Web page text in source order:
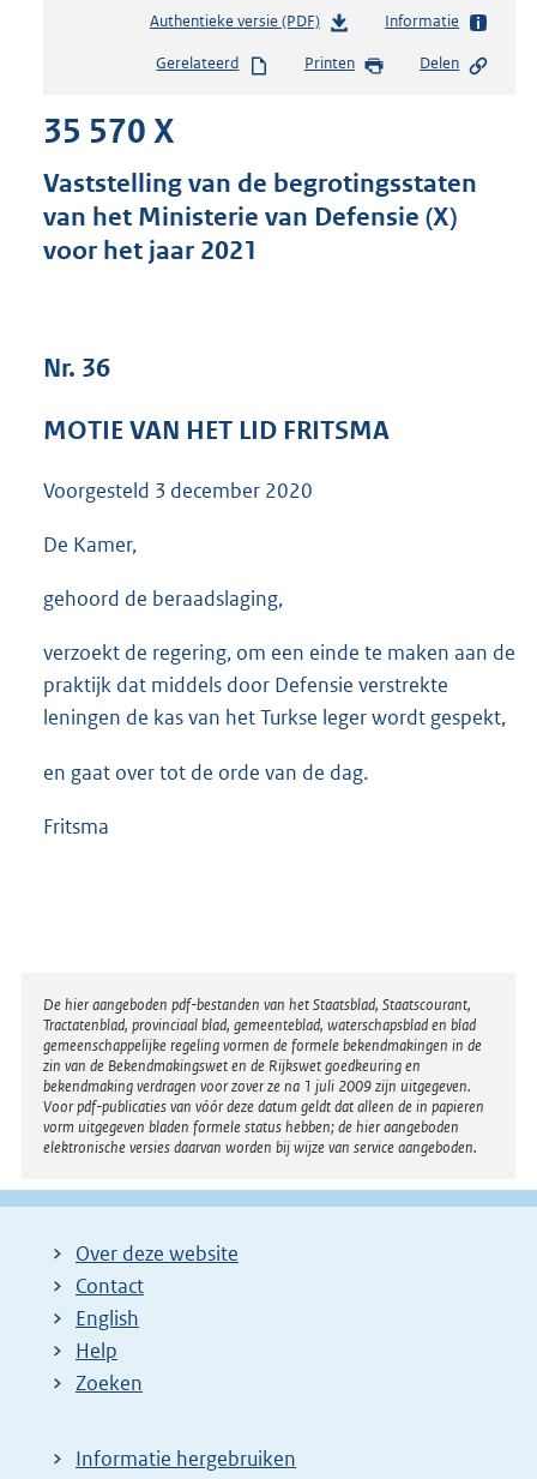
Authentieke versie (PDF)b
s
s
g
3
Informatie
Gerelateerd Printen Delen
35 570 X
Vaststelling van de begrotingsstaten
van het Ministerie van Defensie (X)
voor het jaar 2021
Nr. 36
MOTIE VAN HET LID FRITSMA
Voorgesteld 3 december 2020
De Kamer,
gehoord de beraadslaging,
verzoekt de regering, om een einde te maken aan de
praktijk dat middels door Defensie verstrekte
leningen de kas van het Turkse leger wordt gespekt,
en gaat over tot de orde van de dag.
Fritsma
Disclaimer
De hier aangeboden pdf-bestanden van het Staatsblad, Staatscourant,
Tractatenblad, provinciaal blad, gemeenteblad, waterschapsblad en blad
gemeenschappelijke regeling vormen de formele bekendmakingen in de
zin van de Bekendmakingswet en de Rijkswet goedkeuring en
bekendmaking verdragen voor zover ze na 1 juli 2009 zijn uitgegeven.
Voor pdf-publicaties van vóór deze datum geldt dat alleen de in papieren
vorm uitgegeven bladen formele status hebben; de hier aangeboden
elektronische versies daarvan worden bij wijze van service aangeboden.
Over deze website
Contact
English
Help
Zoeken
Informatie hergebruiken